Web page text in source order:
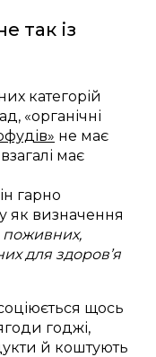
так із
категорій
«органічні
не має
має
гарно
як визначення
поживних,
для здоров’я
щось
годжі,
й коштують